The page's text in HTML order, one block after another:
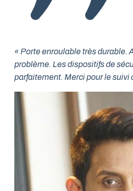
« Porte enroulable très durable.
problème. Les dispositifs de
parfaitement. Merci pour le suivi